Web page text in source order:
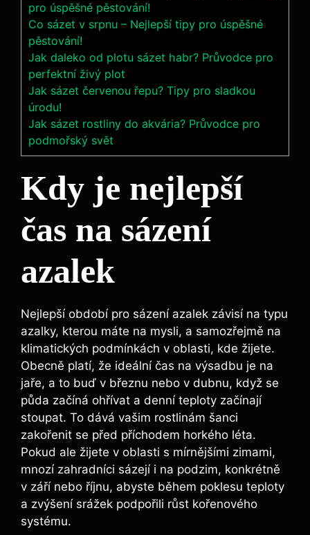
pro úspěšné pěstování!
Co sázet v srpnu – Nejlepší tipy pro úspěšné
pěstování!
Jak daleko od plotu sázet habr? Průvodce pro
perfektní živý plot
Jak sázet červenou řepu? Tipy pro sladkou
úrodu!
Jak sázet rostliny do akvária? Průvodce pro
podmořský svět
Kdy ‌je nejlepší
čas na sázení
azalek
Nejlepší období⁢ pro ⁢sázení azalek závisí na ‌typu⁤
azalky, kterou⁤ máte na mysli, a samozřejmě na
klimatických ⁤podmínkách v oblasti, kde žijete.
Obecně platí, že ideální čas na výsadbu je ⁤na
jaře, a ‍to buď v ‌březnu nebo v dubnu, když se
půda‍ začíná ohřívat a denní ⁣teploty začínají⁣
stoupat. ‍To dává vašim rostlinám‍ šanci
zakořenit⁣ se před příchodem horkého ⁢léta.
⁣Pokud ale žijete v oblasti s mírnějšími ‌zimami,
mnozí zahradníci sázejí ⁢i na podzim, konkrétně
v září nebo ⁤říjnu, abyste během poklesu teploty
a zvýšení srážek podpořili růst kořenového
systému.